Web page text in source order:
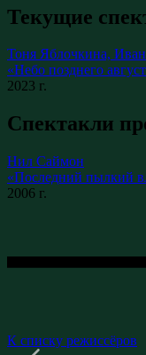
Текущие
Тоня Яблочкина,
«Небо позднего
2023 г.
Спектакли
Нил Саймон
«Последний пылкий
2006 г.
К списку режиссёров